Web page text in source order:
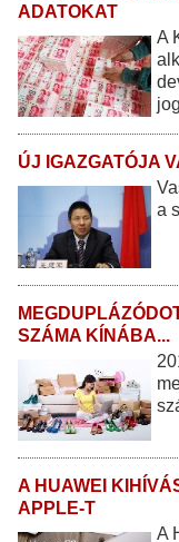
ADATOKAT
A
ÚJ IGAZGATÓJA
a
SZÁMA KÍNÁBA...
A HUAWEI
APPLE-T
A